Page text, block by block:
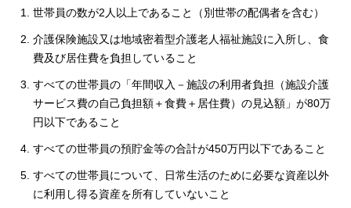
世帯員の数が2人以上であること（別世帯の配偶者を含む）
介護保険施設又は地域密着型介護老人福祉施設に入所し、食
費及び居住費を負担していること
すべての世帯員の「年間収入－施設の利用者負担（施設介護
サービス費の自己負担額＋食費＋居住費）の見込額」が80万
円以下であること
すべての世帯員の預貯金等の合計が450万円以下であること
すべての世帯員について、日常生活のために必要な資産以外
に利用し得る資産を所有していないこと